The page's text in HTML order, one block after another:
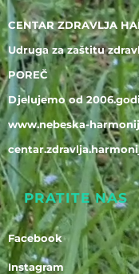
CENTAR ZDRAVLJA
Udruga za zaštitu
POREČ
Djelujemo od
www.nebeska-
PRATITE NAS
Facebook
Instagram